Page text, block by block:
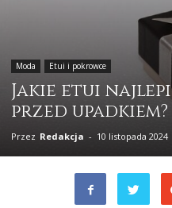
Moda Etui i pokrowce
Jakie etui
przed upadkiem?
Przez Redakcja - 10 listopada 2024